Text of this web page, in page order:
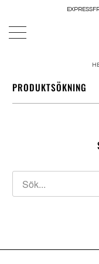
PRODUKTSÖKNING